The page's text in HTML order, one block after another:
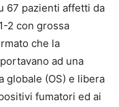
67 pazienti affetti da
2 con grossa
che la
ad una
globale (OS) e libera
fumatori ed ai